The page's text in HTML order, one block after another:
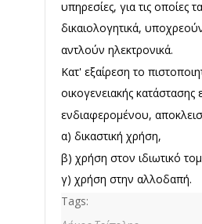
υπηρεσίες, για τις οποίες
δικαιολογητικά,
αντλούν ηλεκτρονικά.
Kατ' εξαίρεση το
οικογενειακής κατάστασης
ενδιαφερομένου,
α) δικαστική χρήση,
β) χρήση στον ιδιωτικό
γ) χρήση στην αλλοδαπή.
Tags: